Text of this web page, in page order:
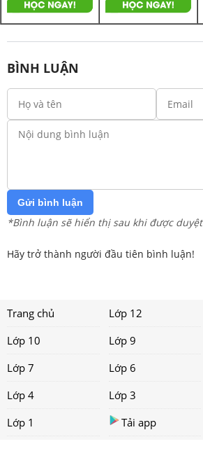
BÌNH LUẬN
Gửi bình luận
*Bình luận sẽ hiển thị sau khi được duyệt
Hãy trở thành người đầu tiên bình luận!
Trang chủ Lớp 12
Lớp 10
Lớp 9
Lớp 7
Lớp 6
Lớp 4
Lớp 3
Lớp 1
Tải app